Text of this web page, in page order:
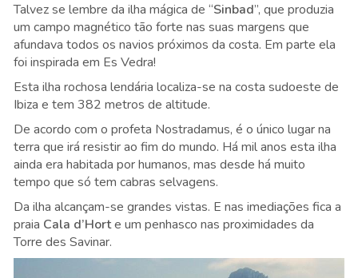
Talvez se lembre da ilha mágica de “Sinbad”, que produzia
um campo magnético tão forte nas suas margens que
afundava todos os navios próximos da costa. Em parte ela
foi inspirada em Es Vedra!
Esta ilha rochosa lendária localiza-se na costa sudoeste de
Ibiza e tem 382 metros de altitude.
De acordo com o profeta Nostradamus, é o único lugar na
terra que irá resistir ao fim do mundo. Há mil anos esta ilha
ainda era habitada por humanos, mas desde há muito
tempo que só tem cabras selvagens.
Da ilha alcançam-se grandes vistas. E nas imediações fica a
praia Cala d’Horte um penhasco nas proximidades da
Torre des Savinar.